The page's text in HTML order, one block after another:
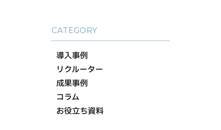
CATEGORY
導入事例
リクルーター
成果事例
コラム
お役立ち資料